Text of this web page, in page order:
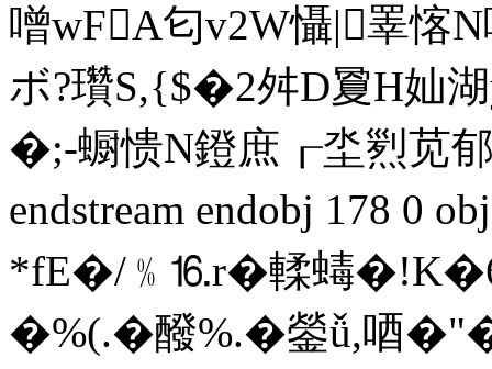
噌wFA匂v2W懾|睪
ボ?瓚S,{$�2舛D夐H
�;-蟵愦N鐙庶┎坔煭苋
endstream endobj 178 0
*fE�/﹪⒗r�輮蝳
�%(.�醱%.�鎣ǚ,唒